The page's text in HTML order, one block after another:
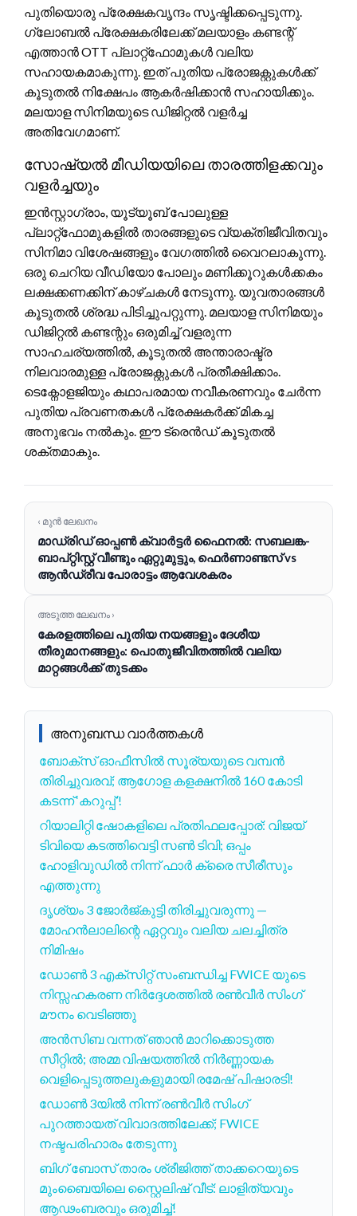
പുതിയൊരു പ്രേക്ഷകവൃന്ദം സൃഷ്ടിക്കപ്പെടുന്നു.
ഗ്ലോബൽ പ്രേക്ഷകരിലേക്ക് മലയാളം കണ്ടന്റ്
എത്താൻ OTT പ്ലാറ്റ്‌ഫോമുകൾ വലിയ
സഹായകമാകുന്നു. ഇത് പുതിയ പ്രോജക്റ്റുകൾക്ക്
കൂടുതൽ നിക്ഷേപം ആകർഷിക്കാൻ സഹായിക്കും.
മലയാള സിനിമയുടെ ഡിജിറ്റൽ വളർച്ച
അതിവേഗമാണ്.
സോഷ്യൽ മീഡിയയിലെ താരത്തിളക്കവും
വളർച്ചയും
ഇൻസ്റ്റാഗ്രാം, യൂട്യൂബ് പോലുള്ള
പ്ലാറ്റ്‌ഫോമുകളിൽ താരങ്ങളുടെ വ്യക്തിജീവിതവും
സിനിമാ വിശേഷങ്ങളും വേഗത്തിൽ വൈറലാകുന്നു.
ഒരു ചെറിയ വീഡിയോ പോലും മണിക്കൂറുകൾക്കകം
ലക്ഷക്കണക്കിന് കാഴ്ചകൾ നേടുന്നു. യുവതാരങ്ങൾ
കൂടുതൽ ശ്രദ്ധ പിടിച്ചുപറ്റുന്നു. മലയാള സിനിമയും
ഡിജിറ്റൽ കണ്ടന്റും ഒരുമിച്ച് വളരുന്ന
സാഹചര്യത്തിൽ, കൂടുതൽ അന്താരാഷ്ട്ര
നിലവാരമുള്ള പ്രോജക്റ്റുകൾ പ്രതീക്ഷിക്കാം.
ടെക്നോളജിയും കഥാപരമായ നവീകരണവും ചേർന്ന
പുതിയ പ്രവണതകൾ പ്രേക്ഷകർക്ക് മികച്ച
അനുഭവം നൽകും. ഈ ട്രെൻഡ് കൂടുതൽ
ശക്തമാകും.
‹ മുൻ ലേഖനം
മാഡ്രിഡ് ഓപ്പൺ ക്വാർട്ടർ ഫൈനൽ: സബലങ്ക-
ബാപ്റ്റിസ്റ്റ് വീണ്ടും ഏറ്റുമുട്ടും, ഫെർണാണ്ടസ് vs
ആൻഡ്രീവ പോരാട്ടം ആവേശകരം
അടുത്ത ലേഖനം ›
കേരളത്തിലെ പുതിയ നയങ്ങളും ദേശീയ
തീരുമാനങ്ങളും: പൊതുജീവിതത്തിൽ വലിയ
മാറ്റങ്ങൾക്ക് തുടക്കം
അനുബന്ധ വാർത്തകൾ
ബോക്സ് ഓഫീസിൽ സൂര്യയുടെ വമ്പൻ
തിരിച്ചുവരവ്; ആഗോള കളക്ഷനിൽ 160 കോടി
കടന്ന് ‘കറുപ്പ്’!
റിയാലിറ്റി ഷോകളിലെ പ്രതിഫലപ്പോര്: വിജയ്
ടിവിയെ കടത്തിവെട്ടി സൺ ടിവി; ഒപ്പം
ഹോളിവുഡിൽ നിന്ന് ഫാർ ക്രൈ സീരീസും
എത്തുന്നു
ദൃശ്യം 3 ജോർജ്കുട്ടി തിരിച്ചുവരുന്നു —
മോഹൻലാലിന്റെ ഏറ്റവും വലിയ ചലച്ചിത്ര
നിമിഷം
ഡോൺ 3 എക്സിറ്റ് സംബന്ധിച്ച FWICE യുടെ
നിസ്സഹകരണ നിർദ്ദേശത്തിൽ രൺവീർ സിംഗ്
മൗനം വെടിഞ്ഞു
അൻസിബ വന്നത് ഞാൻ മാറിക്കൊടുത്ത
സീറ്റിൽ; അമ്മ വിഷയത്തിൽ നിർണ്ണായക
വെളിപ്പെടുത്തലുകളുമായി രമേഷ് പിഷാരടി!
ഡോൺ 3യിൽ നിന്ന് രൺവീർ സിംഗ്
പുറത്തായത് വിവാദത്തിലേക്ക്; FWICE
നഷ്ടപരിഹാരം തേടുന്നു
ബിഗ് ബോസ് താരം ശ്രീജിത്ത് താക്കറെയുടെ
മുംബൈയിലെ സ്റ്റൈലിഷ് വീട്: ലാളിത്യവും
ആഢംബരവും ഒരുമിച്ച്!